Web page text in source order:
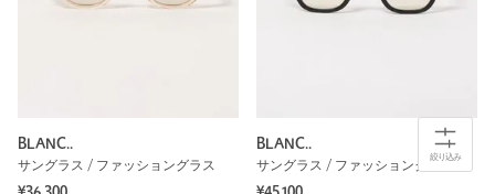
BLANC..
サングラス / ファッショングラス
BLANC..
サングラス / ファッショングラス
絞り込み